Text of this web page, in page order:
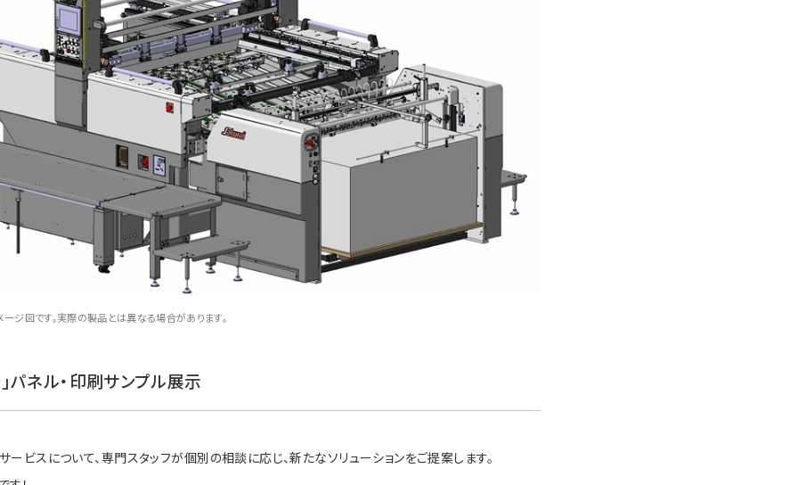
図です。実際の製品とは異なる場合があります。
パネル・印刷サンプル展示
ビスについて、専門スタッフが個別の相談に応じ、新たなソリューションをご提案します。